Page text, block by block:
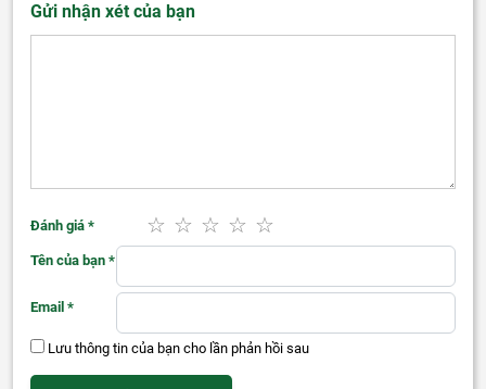
Gửi nhận xét của bạn
Đánh giá *
Tên của bạn *
Email *
Lưu thông tin của bạn cho lần phản hồi sau